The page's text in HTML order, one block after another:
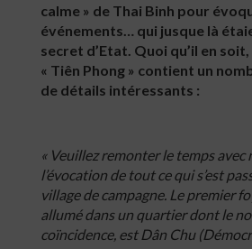
calme » de Thai Binh pour
événements… qui jusque là
secret d’Etat. Quoi qu’il en
« Tiên Phong » contient un
de détails intéressants :
« Veuillezremonterle tempsavec
l’évocation de toutcequis’est
villagedecampagne. Lepremier
allumédans un quartierdont le
coïncidence, est Dân Chu (